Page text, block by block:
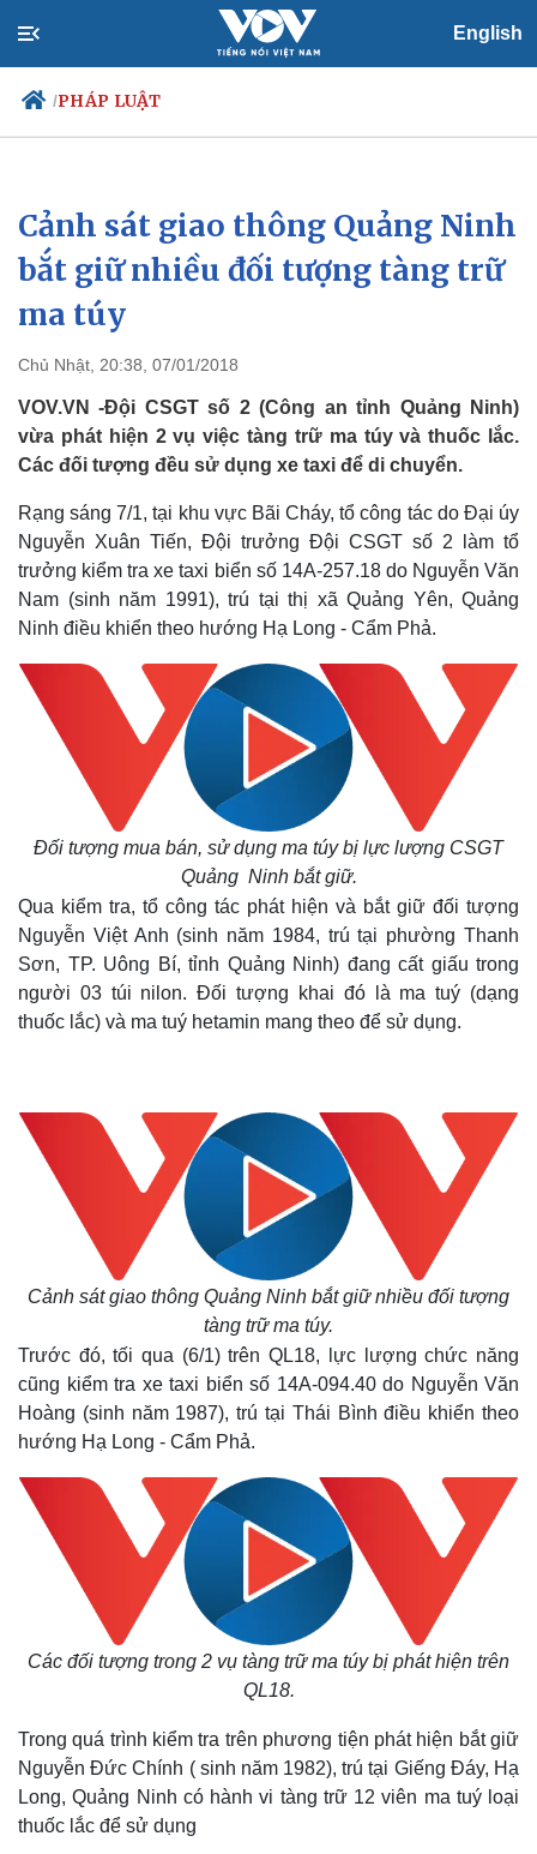
English
/PHÁP LUẬT
Chính trị
Đảng
Tổ chức nhân sự
Quốc hội
Nhận diện sự thật
Xã hội
Tin 24h
Dự báo thời tiết
Cảnh sát giao thông Quảng Ninh
bắt giữ nhiều đối tượng tàng trữ
ma túy
Chủ Nhật, 20:38, 07/01/2018
VOV.VN -Đội CSGT số 2 (Công an tỉnh Quảng Ninh)
vừa phát hiện 2 vụ việc tàng trữ ma túy và thuốc lắc.
Các đối tượng đều sử dụng xe taxi để di chuyển.
Rạng sáng 7/1, tại khu vực Bãi Cháy, tổ công tác do Đại úy
Nguyễn Xuân Tiến, Đội trưởng Đội CSGT số 2 làm tổ
trưởng kiểm tra xe taxi biển số 14A-257.18 do Nguyễn Văn
Nam (sinh năm 1991), trú tại thị xã Quảng Yên, Quảng
Ninh điều khiển theo hướng Hạ Long - Cẩm Phả.
Đối tượng mua bán, sử dụng ma túy bị lực lượng CSGT
Quảng Ninh bắt giữ.
Qua kiểm tra, tổ công tác phát hiện và bắt giữ đối tượng
Nguyễn Việt Anh (sinh năm 1984, trú tại phường Thanh
Sơn, TP. Uông Bí, tỉnh Quảng Ninh) đang cất giấu trong
người 03 túi nilon. Đối tượng khai đó là ma tuý (dạng
thuốc lắc) và ma tuý hetamin mang theo để sử dụng.
Cảnh sát giao thông Quảng Ninh bắt giữ nhiều đối tượng
tàng trữ ma túy.
Trước đó, tối qua (6/1) trên QL18, lực lượng chức năng
cũng kiểm tra xe taxi biển số 14A-094.40 do Nguyễn Văn
Hoàng (sinh năm 1987), trú tại Thái Bình điều khiển theo
hướng Hạ Long - Cẩm Phả.
Các đối tượng trong 2 vụ tàng trữ ma túy bị phát hiện trên
QL18.
Trong quá trình kiểm tra trên phương tiện phát hiện bắt giữ
Nguyễn Đức Chính ( sinh năm 1982), trú tại Giếng Đáy, Hạ
Long, Quảng Ninh có hành vi tàng trữ 12 viên ma tuý loại
thuốc lắc để sử dụng